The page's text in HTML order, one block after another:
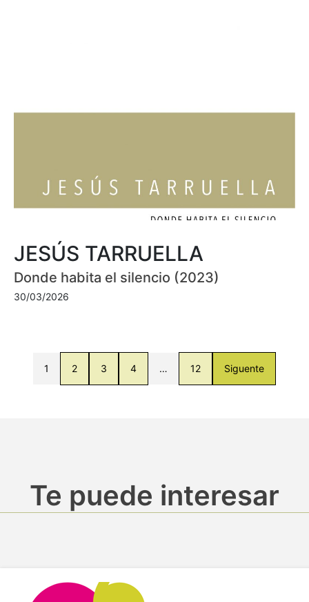
JESÚS TARRUELLA
Donde habita el silencio (2023)
30/03/2026
1 2 3 4 … 12 Siguente
Te puede interesar